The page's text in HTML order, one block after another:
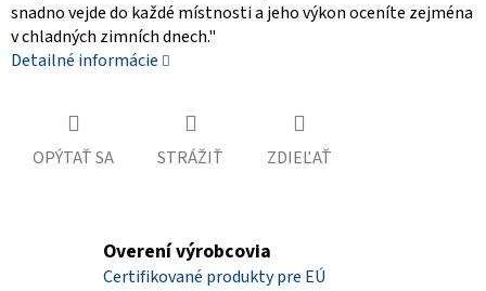
snadno vejde do každé místnosti a jeho výkon oceníte zejména
v chladných zimních dnech."
Detailné informácie
OPÝTAŤ SA STRÁŽIŤ ZDIEĽAŤ
Overení výrobcovia
Certifikované produkty pre EÚ